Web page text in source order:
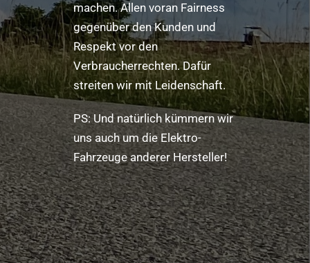
machen. Allen voran Fairness
gegenüber den Kunden und
Respekt vor den
Verbraucherrechten. Dafür
streiten wir mit Leidenschaft.
PS: Und natürlich kümmern wir
uns auch um die Elektro-
Fahrzeuge anderer Hersteller!